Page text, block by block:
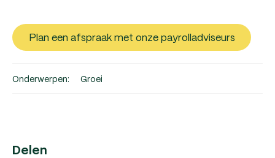
Plan een afspraak met onze payrolladviseurs
Onderwerpen: Groei
Delen